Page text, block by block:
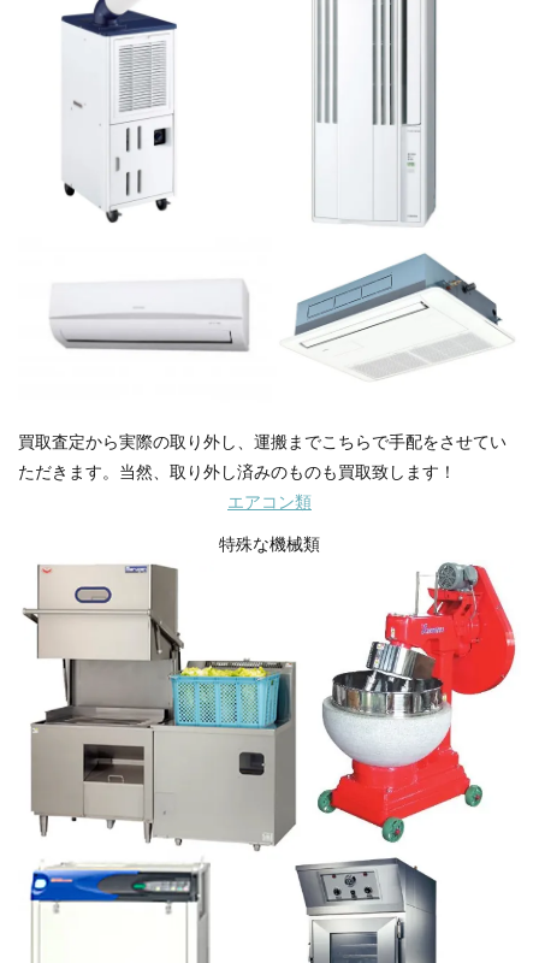
買取査定から実際の取り外し、運搬までこちらで手配をさせてい
ただきます。当然、取り外し済みのものも買取致します！
エアコン類
特殊な機械類